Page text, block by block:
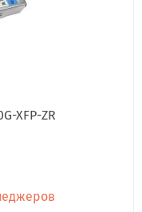
XFP-ZR